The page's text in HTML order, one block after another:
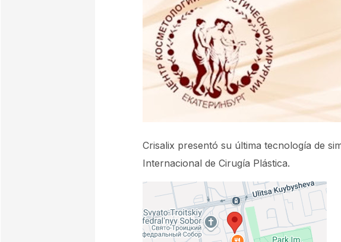
Crisalix presentó su última tecnología de
Internacional de Cirugía Plástica.